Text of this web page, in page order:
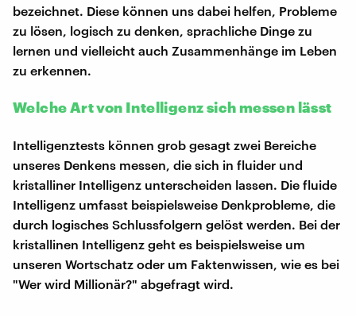
bezeichnet. Diese können uns dabei helfen, Probleme
zu lösen, logisch zu denken, sprachliche Dinge zu
lernen und vielleicht auch Zusammenhänge im Leben
zu erkennen.
Welche Art von Intelligenz sich messen lässt
Intelligenztests können grob gesagt zwei Bereiche
unseres Denkens messen, die sich in fluider und
kristalliner Intelligenz unterscheiden lassen. Die fluide
Intelligenz umfasst beispielsweise Denkprobleme, die
durch logisches Schlussfolgern gelöst werden. Bei der
kristallinen Intelligenz geht es beispielsweise um
unseren Wortschatz oder um Faktenwissen, wie es bei
"Wer wird Millionär?" abgefragt wird.